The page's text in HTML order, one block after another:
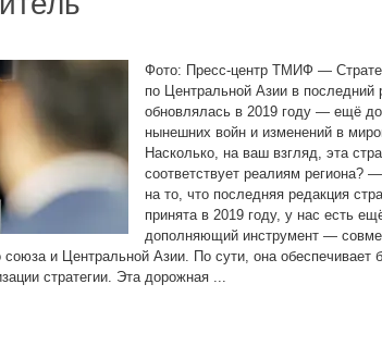
Фото: Пресс-центр ТМИФ —
по Центральной Азии в последний
обновлялась в 2019 году — ещё
нынешних войн и изменений в
Насколько, на ваш взгляд, эта
соответствует реалиям региона?
на то, что последняя редакция
принята в 2019 году, у нас есть
дополняющий инструмент —
союза и Центральной Азии. По сути, она обеспечивает
стратегии. Эта дорожная ...